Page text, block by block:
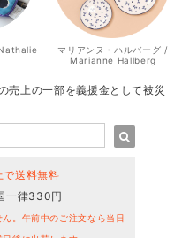
マリアンヌ・ハルバーグ /
Marianne Hallberg
売上の一部を義援金として被災
送料無料
一律330円
。午前中のご注文なら当日